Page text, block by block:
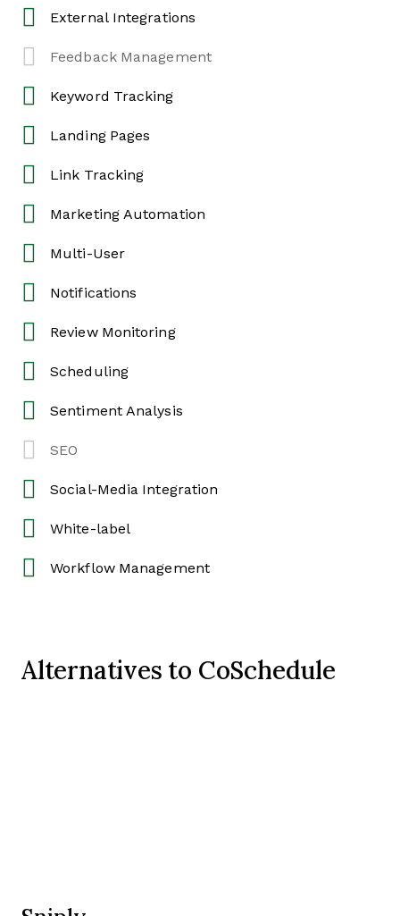
External Integrations
Feedback Management
Keyword Tracking
Landing Pages
Link Tracking
Marketing Automation
Multi-User
Notifications
Review Monitoring
Scheduling
Sentiment Analysis
SEO
Social-Media Integration
White-label
Workflow Management
Alternatives to CoSchedule